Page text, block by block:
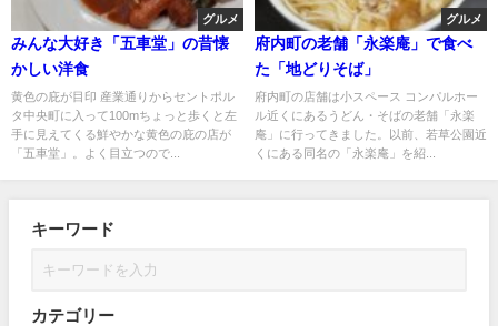
グルメ
みんな大好き「五車堂」の昔懐
かしい洋食
黄色の庇が目印 産業通りからセントポル
タ中央町に入って100mちょっと歩くと左
手に見えてくる鮮やかな黄色の庇の店が
「五車堂」。よく目立つので...
グルメ
府内町の老舗「永楽庵」で食べ
た「地どりそば」
府内町の店舗は小スペース コンパルホー
ル近くにあるうどん・そばの老舗「永楽
庵」に行ってきました。以前、若草公園近
くにある同名の「永楽庵」を紹...
キーワード
カテゴリー